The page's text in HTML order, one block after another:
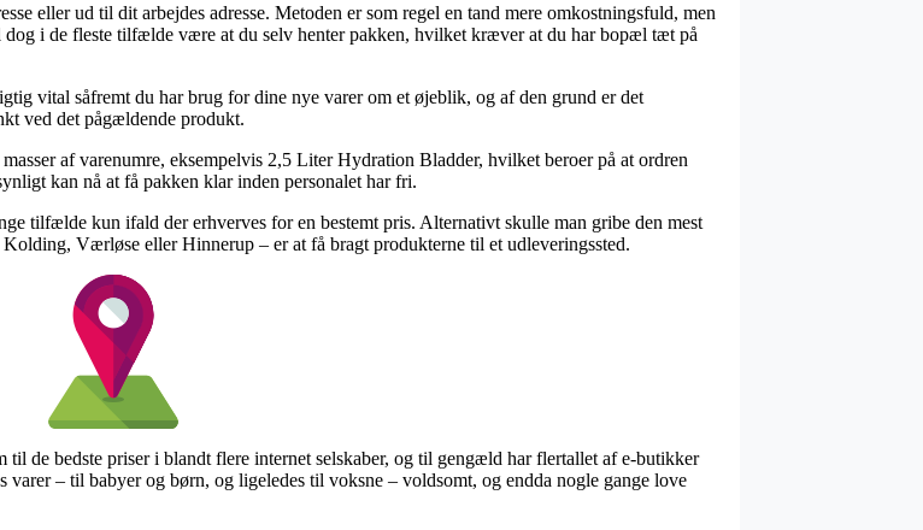
eller ud til dit arbejdes adresse. Metoden er som regel en tand mere omkostningsfuld, men
i de fleste tilfælde være at du selv henter pakken, hvilket kræver at du har bopæl tæt på
vital såfremt du har brug for dine nye varer om et øjeblik, og af den grund er det
ved det pågældende produkt.
af varenumre, eksempelvis 2,5 Liter Hydration Bladder, hvilket beroer på at ordren
kan nå at få pakken klar inden personalet har fri.
tilfælde kun ifald der erhverves for en bestemt pris. Alternativt skulle man gribe den mest
Værløse eller Hinnerup – er at få bragt produkterne til et udleveringssted.
de bedste priser i blandt flere internet selskaber, og til gengæld har flertallet af e-butikker
– til babyer og børn, og ligeledes til voksne – voldsomt, og endda nogle gange love